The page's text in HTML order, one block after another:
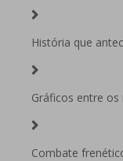
História que
Gráficos entre
Combate